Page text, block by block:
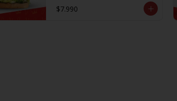
sabrosos, cebolla morada que le
da el toque crujiente y Not Mayo
$7.990